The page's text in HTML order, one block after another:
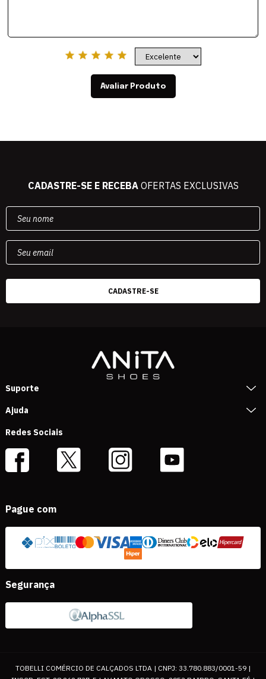
Avaliar Produto
CADASTRE-SE E RECEBAOFERTAS EXCLUSIVAS
Suporte
Ajuda
Redes Sociais
Pague com
Segurança
TOBELLI COMÉRCIO DE CALÇADOS LTDA | CNPJ: 33.780.883/0001-59 |